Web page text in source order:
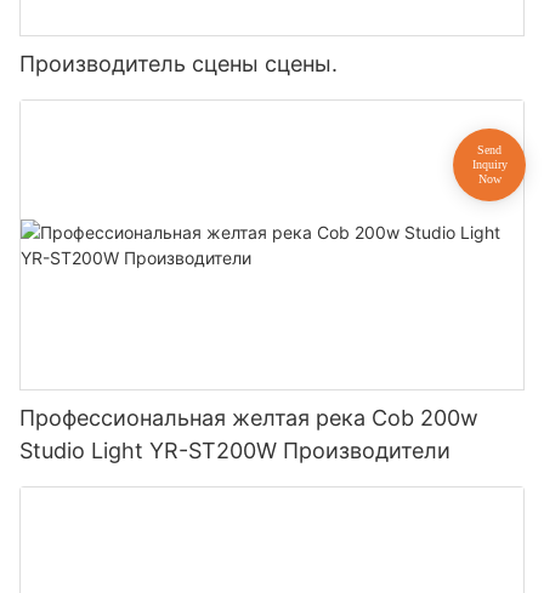
Производитель сцены сцены.
Профессиональная желтая река Cob 200w
Studio Light YR-ST200W Производители